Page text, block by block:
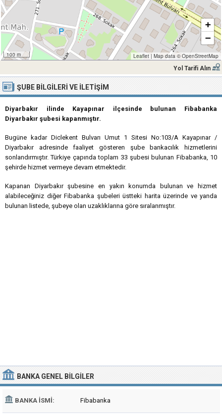
100 m
+
−
Leaflet | Map data © OpenStreetMap
Yol Tarifi Alın
ŞUBE BILGILERI VE İLETIŞIM
Diyarbakır ilinde Kayapınar ilçesinde bulunan Fibabanka
Diyarbakır şubesi kapanmıştır.
Bugüne kadar Diclekent Bulvarı Umut 1 Sitesi No:103/A Kayapınar /
Diyarbakır adresinde faaliyet gösteren şube bankacılık hizmetlerini
sonlandırmıştır. Türkiye çapında toplam 33 şubesi bulunan Fibabanka, 10
şehirde hizmet vermeye devam etmektedir.
Kapanan Diyarbakır şubesine en yakın konumda bulunan ve hizmet
alabileceğiniz diğer Fibabanka şubeleri üstteki harita üzerinde ve yanda
bulunan listede, şubeye olan uzaklıklarına göre sıralanmıştır.
BANKA GENEL BILGILER
BANKA İSMI: Fibabanka